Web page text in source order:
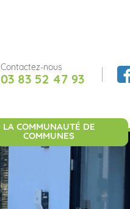
Contactez-nous
03 83 52 47 93
LA COMMUNAUTÉ DE
COMMUNES